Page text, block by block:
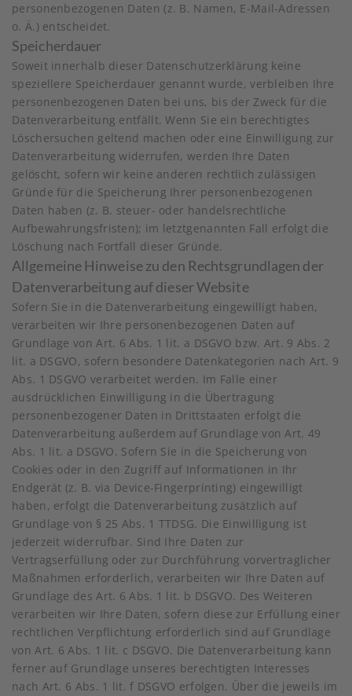
personenbezogenen Daten (z. B. Namen, E-Mail-Adressen
o. Ä.) entscheidet.
Speicherdauer
Soweit innerhalb dieser Datenschutzerklärung keine
speziellere Speicherdauer genannt wurde, verbleiben Ihre
personenbezogenen Daten bei uns, bis der Zweck für die
Datenverarbeitung entfällt. Wenn Sie ein berechtigtes
Löschersuchen geltend machen oder eine Einwilligung zur
Datenverarbeitung widerrufen, werden Ihre Daten
gelöscht, sofern wir keine anderen rechtlich zulässigen
Gründe für die Speicherung Ihrer personenbezogenen
Daten haben (z. B. steuer- oder handelsrechtliche
Aufbewahrungsfristen); im letztgenannten Fall erfolgt die
Löschung nach Fortfall dieser Gründe.
Allgemeine Hinweise zu den Rechtsgrundlagen der
Datenverarbeitung auf dieser Website
Sofern Sie in die Datenverarbeitung eingewilligt haben,
verarbeiten wir Ihre personenbezogenen Daten auf
Grundlage von Art. 6 Abs. 1 lit. a DSGVO bzw. Art. 9 Abs. 2
lit. a DSGVO, sofern besondere Datenkategorien nach Art. 9
Abs. 1 DSGVO verarbeitet werden. Im Falle einer
ausdrücklichen Einwilligung in die Übertragung
personenbezogener Daten in Drittstaaten erfolgt die
Datenverarbeitung außerdem auf Grundlage von Art. 49
Abs. 1 lit. a DSGVO. Sofern Sie in die Speicherung von
Cookies oder in den Zugriff auf Informationen in Ihr
Endgerät (z. B. via Device-Fingerprinting) eingewilligt
haben, erfolgt die Datenverarbeitung zusätzlich auf
Grundlage von § 25 Abs. 1 TTDSG. Die Einwilligung ist
jederzeit widerrufbar. Sind Ihre Daten zur
Vertragserfüllung oder zur Durchführung vorvertraglicher
Maßnahmen erforderlich, verarbeiten wir Ihre Daten auf
Grundlage des Art. 6 Abs. 1 lit. b DSGVO. Des Weiteren
verarbeiten wir Ihre Daten, sofern diese zur Erfüllung einer
rechtlichen Verpflichtung erforderlich sind auf Grundlage
von Art. 6 Abs. 1 lit. c DSGVO. Die Datenverarbeitung kann
ferner auf Grundlage unseres berechtigten Interesses
nach Art. 6 Abs. 1 lit. f DSGVO erfolgen. Über die jeweils im